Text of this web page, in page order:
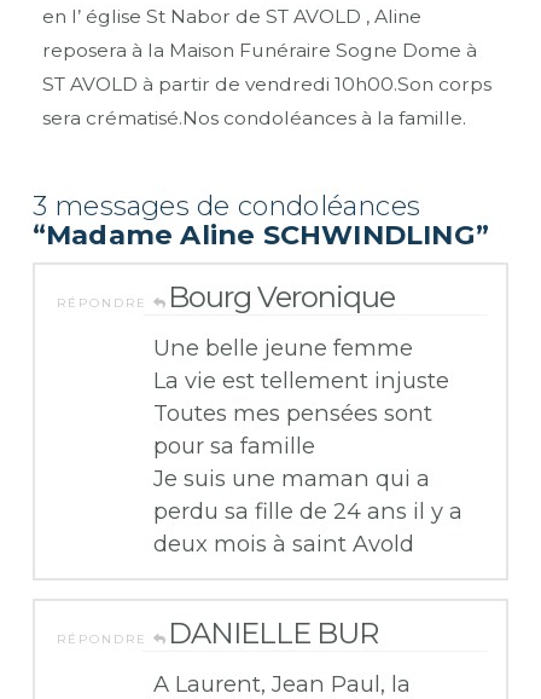
en l’ église St Nabor de ST AVOLD , Aline
reposera à la Maison Funéraire Sogne Dome à
ST AVOLD à partir de vendredi 10h00.Son corps
sera crématisé.Nos condoléances à la famille.
3 messages de condoléances
“Madame Aline SCHWINDLING”
RÉPONDRE Bourg Veronique
Une belle jeune femme
La vie est tellement injuste
Toutes mes pensées sont
pour sa famille
Je suis une maman qui a
perdu sa fille de 24 ans il y a
deux mois à saint Avold
RÉPONDRE DANIELLE BUR
A Laurent, Jean Paul, la